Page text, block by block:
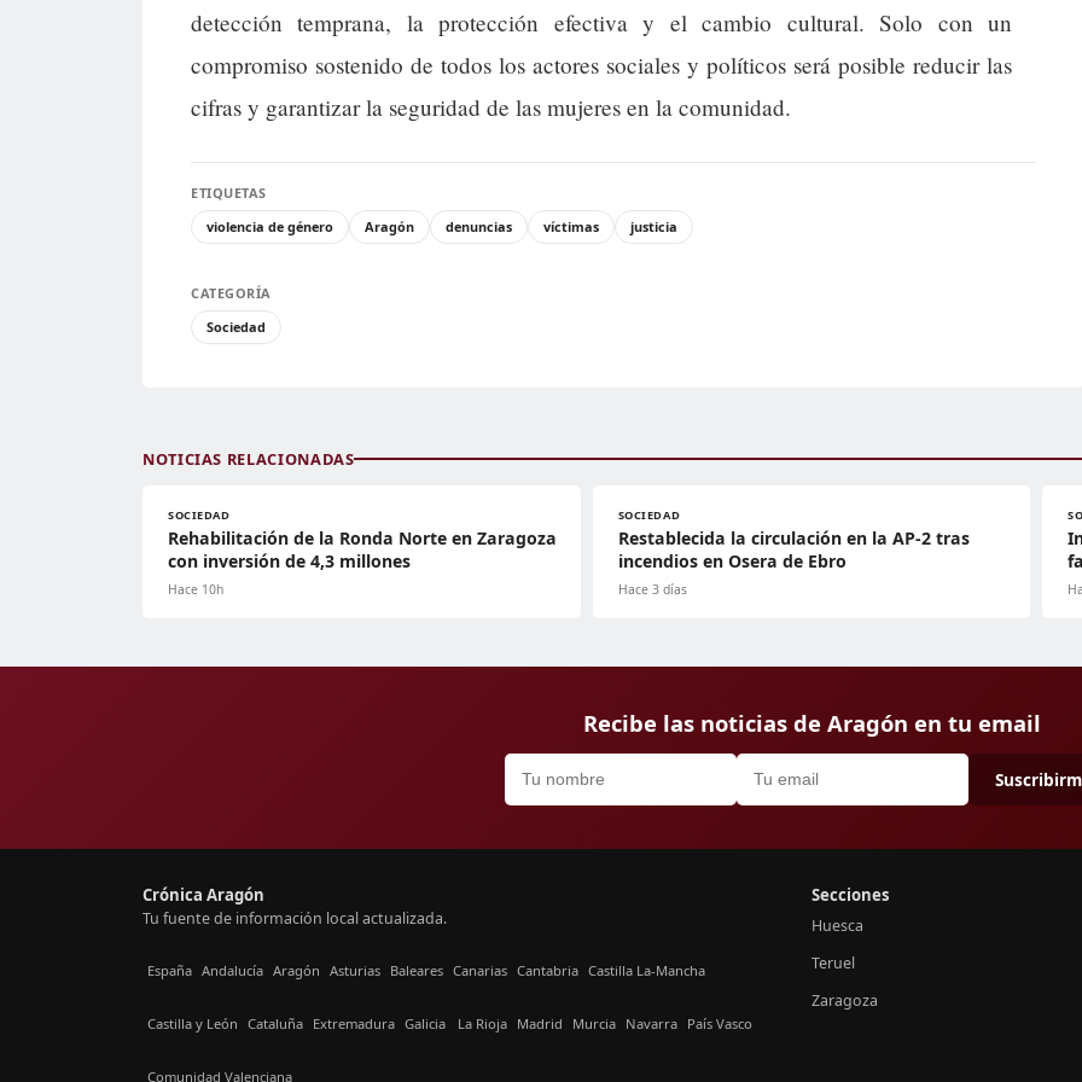
detección temprana, la protección efectiva y el cambio cultural. Solo con un
compromiso sostenido de todos los actores sociales y políticos será posible reducir las
cifras y garantizar la seguridad de las mujeres en la comunidad.
ETIQUETAS
violencia de género
Aragón denuncias víctimas justicia
CATEGORÍA
Sociedad
NOTICIAS RELACIONADAS
SOCIEDAD
Rehabilitación de la Ronda Norte en Zaragoza
con inversión de 4,3 millones
Hace 10h
SOCIEDAD
Restablecida la circulación en la AP-2 tras
incendios en Osera de Ebro
Hace 3 días
Recibe las noticias de Aragón en tu email
Crónica Aragón
Tu fuente de información local actualizada.
España Andalucía Aragón Asturias Baleares Canarias Cantabria Castilla La-Mancha
Castilla y León Cataluña Extremadura Galicia La Rioja Madrid Murcia Navarra País Vasco
Comunidad Valenciana
Secciones
Huesca
Teruel
Zaragoza